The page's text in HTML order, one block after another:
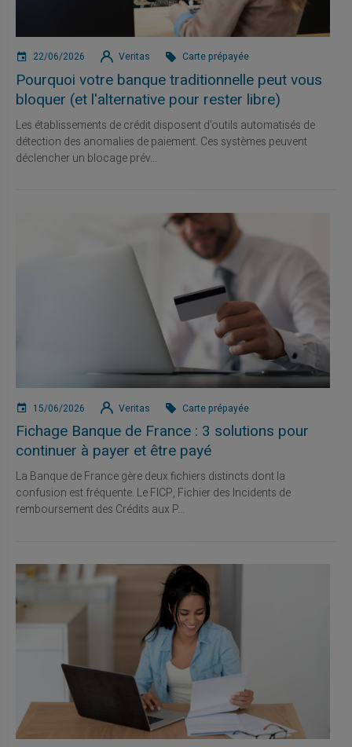
22/06/2026 Veritas Carte prépayée
Pourquoi votre banque traditionnelle peut vous
bloquer (et l'alternative pour rester libre)
Les établissements de crédit disposent d'outils automatisés de
détection des anomalies de paiement. Ces systèmes peuvent
déclencher un blocage prév...
15/06/2026 Veritas Carte prépayée
Fichage Banque de France : 3 solutions pour
continuer à payer et être payé
La Banque de France gère deux fichiers distincts dont la
confusion est fréquente. Le FICP, Fichier des Incidents de
remboursement des Crédits aux P...